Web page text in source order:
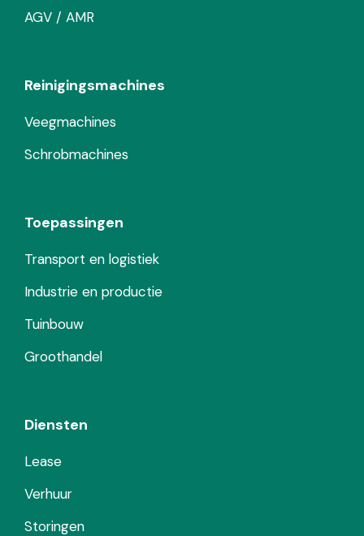
AGV / AMR
Reinigingsmachines
Veegmachines
Schrobmachines
Toepassingen
Transport en logistiek
Industrie en productie
Tuinbouw
Groothandel
Diensten
Lease
Verhuur
Storingen